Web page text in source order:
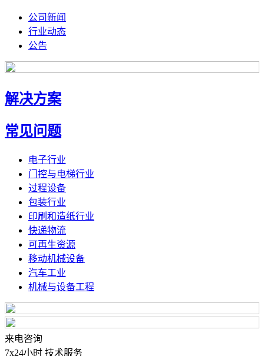
公司新闻
行业动态
公告
解决方案
常见问题
电子行业
门控与电梯行业
过程设备
包装行业
印刷和造纸行业
快递物流
可再生资源
移动机械设备
汽车工业
机械与设备工程
来电咨询
7x24小时 技术服务